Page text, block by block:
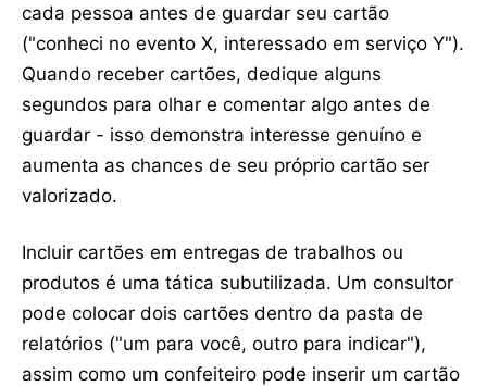
cada pessoa antes de guardar seu cartão
("conheci no evento X, interessado em serviço Y").
Quando receber cartões, dedique alguns
segundos para olhar e comentar algo antes de
guardar - isso demonstra interesse genuíno e
aumenta as chances de seu próprio cartão ser
valorizado.
Incluir cartões em entregas de trabalhos ou
produtos é uma tática subutilizada. Um consultor
pode colocar dois cartões dentro da pasta de
relatórios ("um para você, outro para indicar"),
assim como um confeiteiro pode inserir um cartão